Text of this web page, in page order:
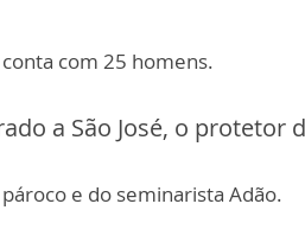
com 25 homens.
a São José, o protetor
e do seminarista Adão.